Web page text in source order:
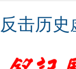
反击历